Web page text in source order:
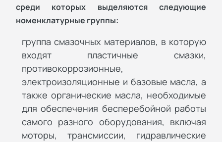
среди которых выделяются следующие
номенклатурные группы:
группа смазочных материалов, в которую
входят пластичные смазки,
противокоррозионные,
электроизоляционные и базовые масла, а
также органические масла, необходимые
для обеспечения бесперебойной работы
самого разного оборудования, включая
моторы, трансмиссии, гидравлические